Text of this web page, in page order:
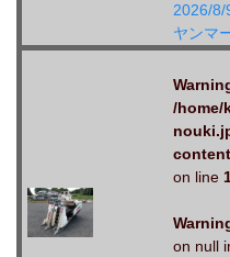
2026/8/
ヤンマ
/home/
on line
on null